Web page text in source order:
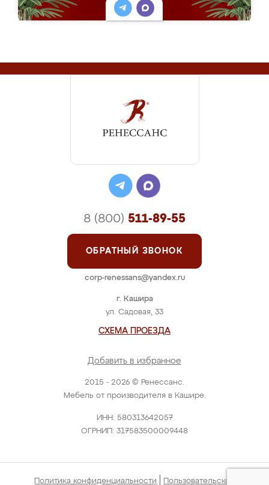
2015 - 2026 © Ренессанс.
Мебель от производителя в Кашире.
ИНН: 580313642057
ОГРНИП: 317583500009448
г. Кашира
ул. Садовая, 33
СХЕМА ПРОЕЗДА
Добавить в избранное
8 (800) 511-89-55
ОБРАТНЫЙ ЗВОНОК
corp-renessans@yandex.ru
Политика конфиденциальности Пользовательское